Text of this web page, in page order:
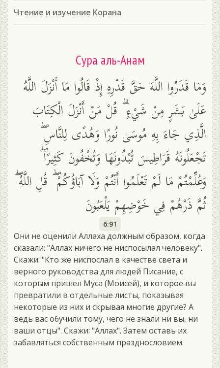
Чтение и изучение Корана
Сура аль-Анам
وَمَا قَدَرُوا اللَّهَ حَقَّ قَدْرِهِ إِذْ قَالُوا مَا أَنْزَلَ اللَّهُ
عَلَىٰ بَشَرٍ مِنْ شَيْءٍ ۗ قُلْ مَنْ أَنْزَلَ الْكِتَابَ
الَّذِي جَاءَ بِهِ مُوسَىٰ نُورًا وَهُدًى لِلنَّاسِ ۖ
تَجْعَلُونَهُ قَرَاطِيسَ تُبْدُونَهَا وَتُخْفُونَ كَثِيرًا ۖ
وَعُلِّمْتُمْ مَا لَمْ تَعْلَمُوا أَنْتُمْ وَلَا آبَاؤُكُمْ ۖ قُلِ اللَّهُ ۖ
ثُمَّ ذَرْهُمْ فِي خَوْضِهِمْ يَلْعَبُونَ
6:91
Они не оценили Аллаха должным образом, когда
сказали: "Аллах ничего не ниспосылал человеку".
Скажи: "Кто же ниспослал в качестве света и
верного руководства для людей Писание, с
которым пришел Муса (Моисей), и которое вы
превратили в отдельные листы, показывая
некоторые из них и скрывая многие другие? А
ведь вас обучили тому, чего не знали ни вы, ни
ваши отцы". Скажи: "Аллах". Затем оставь их
забавляться собственным празднословием.